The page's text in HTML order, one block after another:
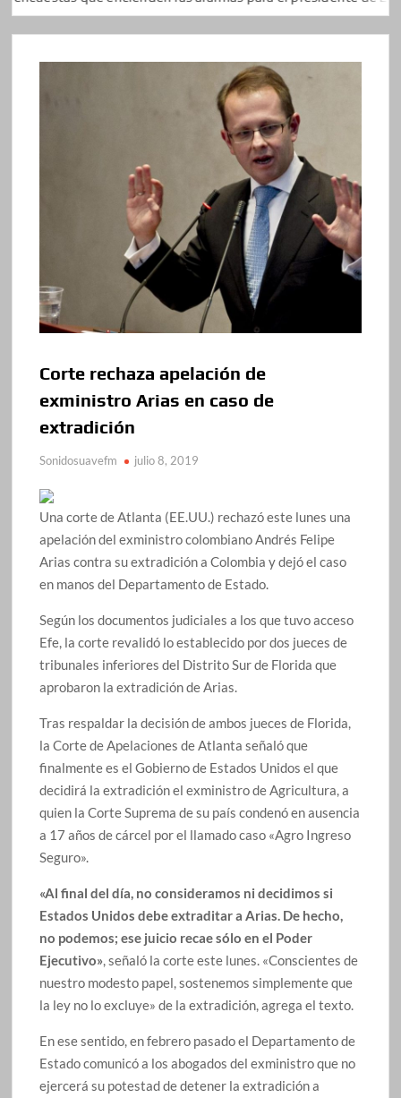
Corte rechaza apelación de
exministro Arias en caso de
extradición
Sonidosuavefm julio 8, 2019
Una corte de Atlanta (EE.UU.) rechazó este lunes una
apelación del exministro colombiano Andrés Felipe
Arias contra su extradición a Colombia y dejó el caso
en manos del Departamento de Estado.
Según los documentos judiciales a los que tuvo acceso
Efe, la corte revalidó lo establecido por dos jueces de
tribunales inferiores del Distrito Sur de Florida que
aprobaron la extradición de Arias.
Tras respaldar la decisión de ambos jueces de Florida,
la Corte de Apelaciones de Atlanta señaló que
finalmente es el Gobierno de Estados Unidos el que
decidirá la extradición el exministro de Agricultura, a
quien la Corte Suprema de su país condenó en ausencia
a 17 años de cárcel por el llamado caso «Agro Ingreso
Seguro».
«Al final del día, no consideramos ni decidimos si
Estados Unidos debe extraditar a Arias. De hecho,
no podemos; ese juicio recae sólo en el Poder
Ejecutivo», señaló la corte este lunes. «Conscientes de
nuestro modesto papel, sostenemos simplemente que
la ley no lo excluye» de la extradición, agrega el texto.
En ese sentido, en febrero pasado el Departamento de
Estado comunicó a los abogados del exministro que no
ejercerá su potestad de detener la extradición a